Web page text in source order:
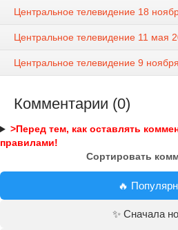
Центральное телевидение 18
Центральное телевидение 11 мая
Центральное телевидение 9
Комментарии (0)
>Перед тем, как оставлять
правилами!
Сортировать
🔥
✨ Сначала